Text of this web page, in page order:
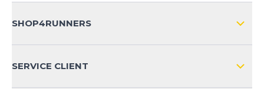
SHOP4RUNNERS
SERVICE CLIENT